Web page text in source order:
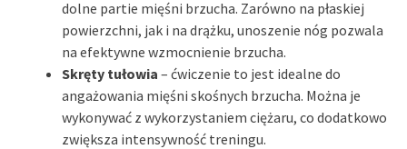
dolne partie mięśni brzucha. Zarówno na płaskiej
powierzchni, jak i na drążku, unoszenie nóg pozwala
na efektywne wzmocnienie brzucha.
Skręty tułowia – ćwiczenie to jest idealne do
angażowania mięśni skośnych brzucha. Można je
wykonywać z wykorzystaniem ciężaru, co dodatkowo
zwiększa intensywność treningu.